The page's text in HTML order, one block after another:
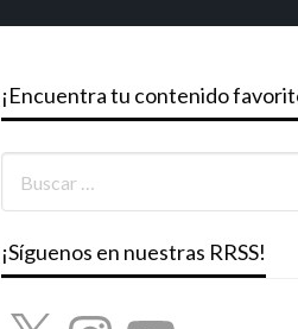
¡Encuentra tu contenido
¡Síguenos en nuestras RRSS!
X InstagramYouTube